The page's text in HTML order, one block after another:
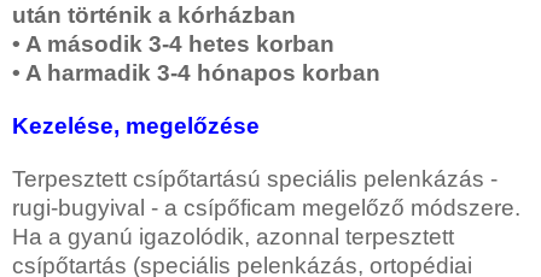
után történik a kórházban
• A második 3-4 hetes korban
• A harmadik 3-4 hónapos korban
Kezelése, megelőzése
Terpesztett csípőtartású speciális pelenkázás -
rugi-bugyival - a csípőficam megelőző módszere.
Ha a gyanú igazolódik, azonnal terpesztett
csípőtartás (speciális pelenkázás, ortopédiai